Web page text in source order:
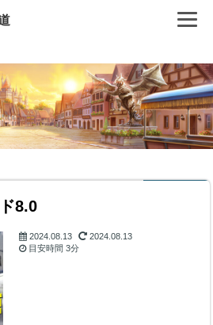
8.0
2024.08.13
2024.08.13
目安時間3分